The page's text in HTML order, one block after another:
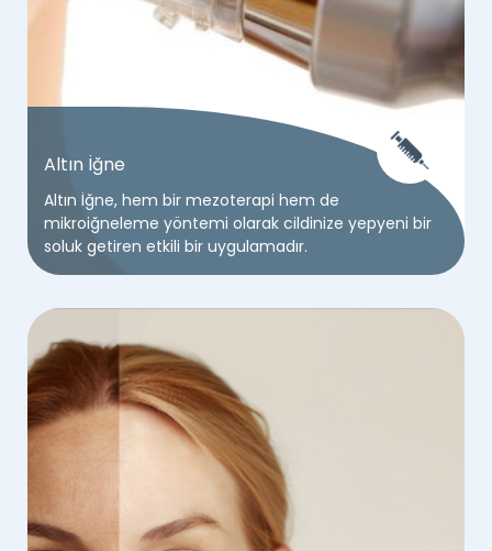
Altın İğne
Altın İğne, hem bir mezoterapi hem de
mikroiğneleme yöntemi olarak cildinize yepyeni bir
soluk getiren etkili bir uygulamadır.